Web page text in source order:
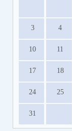
3 4
10 11
17 18
24 25
31